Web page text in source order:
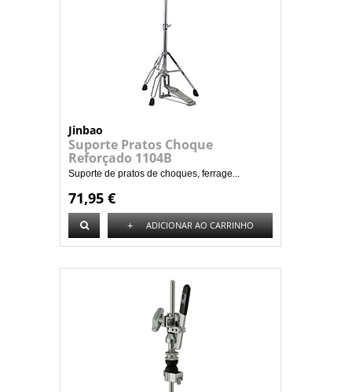
Jinbao
Suporte Pratos Choque
Reforçado 1104B
Suporte de pratos de choques, ferrage...
71,95 €
+ ADICIONAR AO CARRINHO